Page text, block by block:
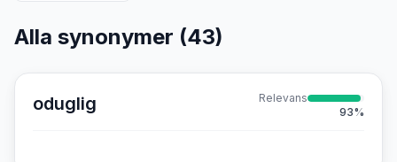
Alla synonymer (43)
oduglig
Relevans
93%